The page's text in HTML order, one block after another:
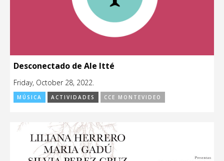
Desconectado de Ale Itté
Friday, October 28, 2022.
MÚSICA ACTIVIDADES CCE MONTEVIDEO